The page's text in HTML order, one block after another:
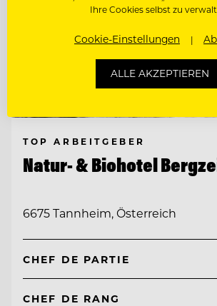
TOP ARBEITGEBER
Natur- & Biohotel
6675 Tannheim, Österreich
CHEF DE PARTIE
CHEF DE RANG
Ihre Cookies selbst zu
Cookie-Einstellungen
ALLE AKZEPTIEREN